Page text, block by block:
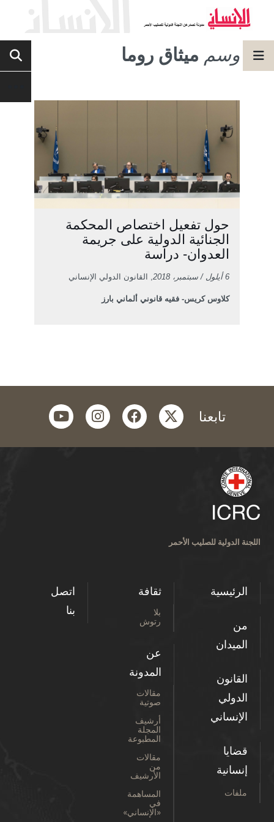
وسم ميثاق روما
حول تفعيل اختصاص المحكمة
الجنائية الدولية على جريمة
العدوان- دراسة
6 أيلول / سبتمبر، 2018 , القانون الدولي الإنساني
كلاوس كريس- فقيه قانوني ألماني بارز
تابعنا twitter
facebook
instagram
youtube
اللجنة الدولية للصليب الأحمر
الرئيسية
من
الميدان
القانون
الدولي
الإنساني
قضايا
إنسانية
ملفات
ثقافة
بلا
رتوش
عن
المدونة
مقالات
صوتية
أرشيف
المجلة
المطبوعة
مقالات
من
الأرشيف
المساهمة
في
«الإنساني»
اتصل
بنا